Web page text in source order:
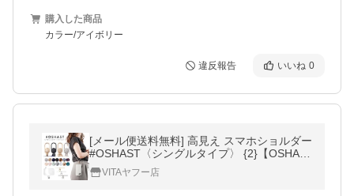
購入した商品
カラー/アイボリー
違反報告 いいね 0
[メール便送料無料] 高見え スマホショルダー
#OSHAST〈シングルタイプ〉 {2}【OSHAM
OBA オシャスト はさむだけ ストラップ 紐
肩掛け 斜めがけ 人気 落下防止】
VITAヤフー店